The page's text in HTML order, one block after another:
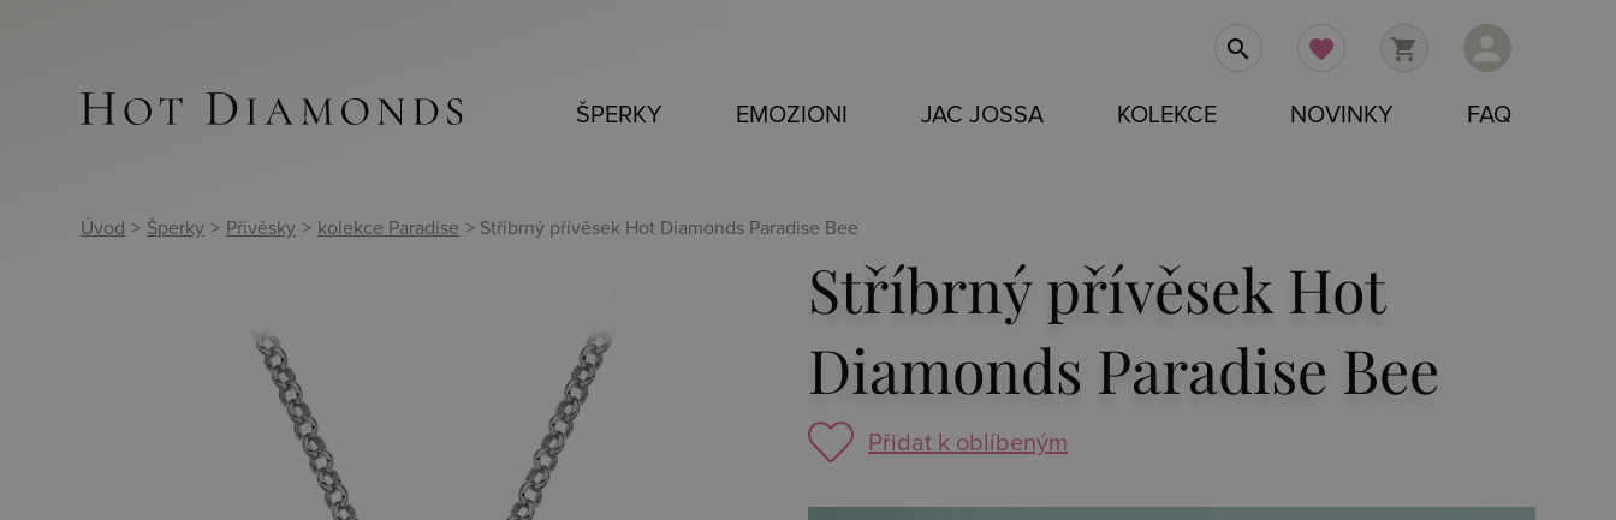
person
shopping_cart
favorite
search
ŠPERKY EMOZIONI JAC JOSSA KOLEKCE NOVINKY FAQ
Úvod > Šperky > Přívěsky > kolekce Paradise > Stříbrný přívěsek Hot Diamonds Paradise Bee
Stříbrný přívěsek Hot
Diamonds Paradise Bee
Přidat k oblíbeným